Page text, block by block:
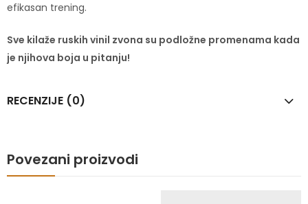
efikasan trening.
Sve kilaže ruskih vinil zvona su podložne promenama kada
je njihova boja u pitanju!
RECENZIJE (0)
Povezani proizvodi